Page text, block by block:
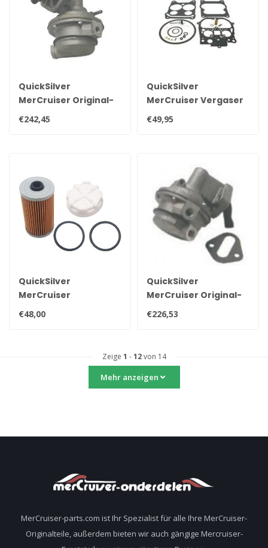
QuickSilver
MerCruiser Original-
Kraftstoffpumpe für
€242,45
QuickSilver
MerCruiser Vergaser
Rochester
€49,95
QuickSilver
MerCruiser
Kraftstofffilterset
€48,00
QuickSilver
MerCruiser Original-
Kraftstoffpumpe für
€226,53
Zeige 1 -12von 14
Mehr anzeigen
MerCruiser-parts.com ist Ihr Spezialist für alle Ihre MerCruiser-
Originalteile, außerdem bieten wir auch gängige Mercruiser-